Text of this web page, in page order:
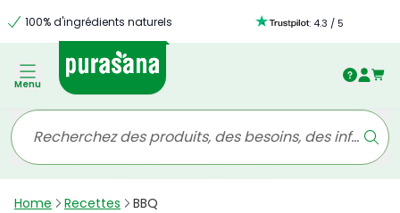
100% d'ingrédients naturels : 4.3 /5
Menu
Home Recettes BBQ